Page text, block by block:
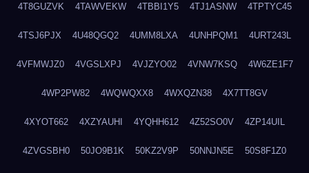
4T8GUZVK 4TAWVEKW 4TBBI1Y5 4TJ1ASNW 4TPTYC45
4TSJ6PJX 4U48QGQ2 4UMM8LXA 4UNHPQM1 4URT243L
4VFMWJZ0 4VGSLXPJ 4VJZYO02 4VNW7KSQ 4W6ZE1F7
4WP2PW82 4WQWQXX8 4WXQZN38 4X7TT8GV
4XYOT662 4XZYAUHI 4YQHH612 4Z52SO0V 4ZP14UIL
4ZVGSBH0 50JO9B1K 50KZ2V9P 50NNJN5E 50S8F1Z0